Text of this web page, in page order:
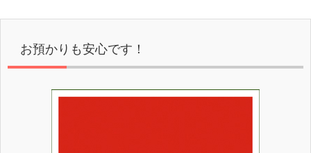
お預かりも安心です！